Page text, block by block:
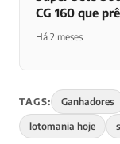
CG 160 que
Há 2 meses
TAGS: Ganhadores
lotomania hoje